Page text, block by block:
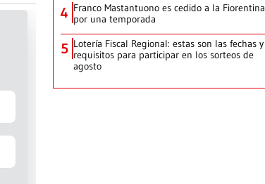
4 Franco Mastantuono es cedido a la Fiorentina
por una temporada
5 Lotería Fiscal Regional: estas son las fechas y
requisitos para participar en los sorteos de
agosto